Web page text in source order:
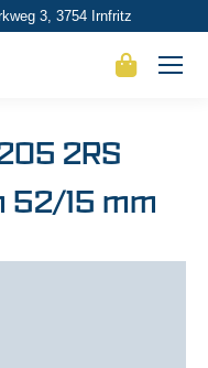
3, 3754 Irnfritz
2RS
52/15 mm